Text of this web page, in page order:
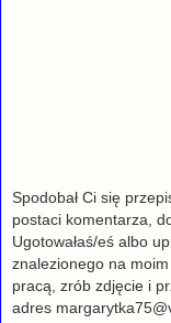
Spodobał Ci się
postaci komentarza,
Ugotowałaś/eś albo
znalezionego na
pracą, zrób zdjęcie i
adres